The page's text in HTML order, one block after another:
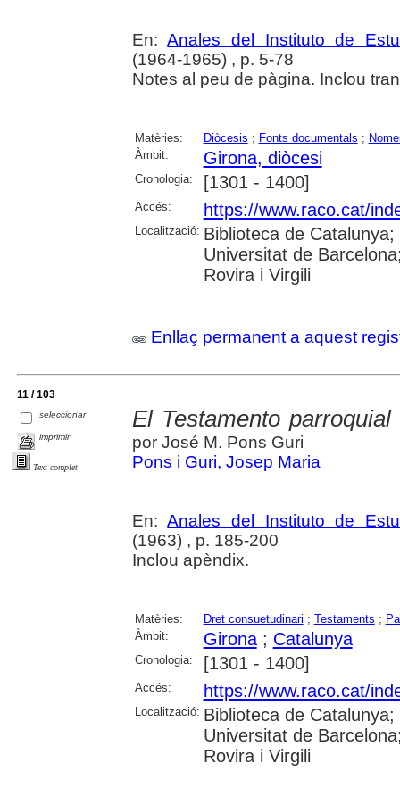
En:Anales del Instituto de
(1964-1965) , p. 5-78
Notes al peu de pàgina. Inclou
Matèries: Diòcesis ; Fonts documentals ;
Àmbit:
Girona, diòcesi
Cronologia: [1301 - 1400]
Accés: https://www.raco.cat/
Localització: Biblioteca de
Universitat de
Rovira i Virgili
Enllaç permanent a aquest
11 / 103
seleccionar
imprimir
Text complet
El Testamento
por José M. Pons Guri
Pons i Guri, Josep Maria
En:Anales del Instituto de
(1963) , p. 185-200
Inclou apèndix.
Matèries: Dret consuetudinari ; Testaments ;
Àmbit:
Girona; Catalunya
Cronologia: [1301 - 1400]
Accés: https://www.raco.cat/
Localització: Biblioteca de
Universitat de
Rovira i Virgili